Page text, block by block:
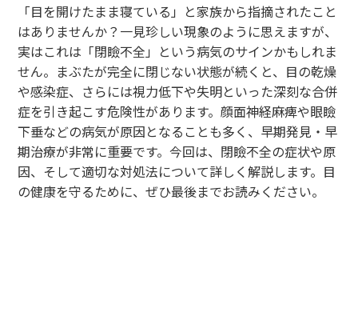
「目を開けたまま寝ている」と家族から指摘されたこと
はありませんか？一見珍しい現象のように思えますが、
実はこれは「閉瞼不全」という病気のサインかもしれま
せん。まぶたが完全に閉じない状態が続くと、目の乾燥
や感染症、さらには視力低下や失明といった深刻な合併
症を引き起こす危険性があります。顔面神経麻痺や眼瞼
下垂などの病気が原因となることも多く、早期発見・早
期治療が非常に重要です。今回は、閉瞼不全の症状や原
因、そして適切な対処法について詳しく解説します。目
の健康を守るために、ぜひ最後までお読みください。